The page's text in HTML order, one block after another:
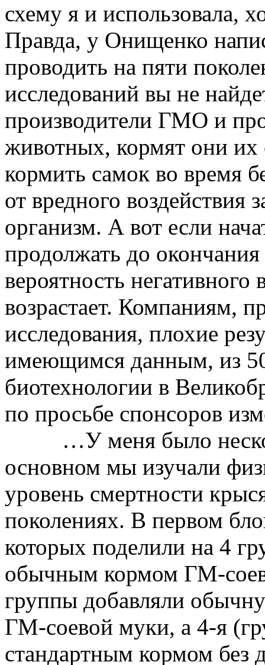
схему я и использовала,
Правда, у Онищенко
проводить на пяти
исследований вы не
производители ГМО и
животных, кормят они
кормить самок во время
от вредного воздействия
организм. А вот если
продолжать до
вероятность негативного
возрастает. Компаниям,
исследования, плохие
имеющимся данным, из
биотехнологии в
по просьбе спонсоров
…У меня было
основном мы изучали
уровень смертности
поколениях. В первом
которых поделили на 4
обычным кормом ГМ-
группы добавляли
ГМ-соевой муки, а 4-я
стандартным кормом без